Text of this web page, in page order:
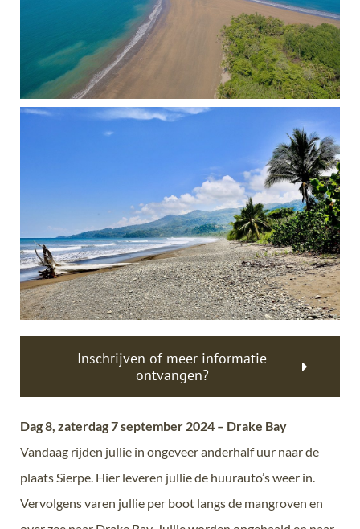
Inschrijven of meer informatie
ontvangen?
Dag 8, zaterdag 7 september 2024 – Drake Bay
Vandaag rijden jullie in ongeveer anderhalf uur naar de
plaats Sierpe. Hier leveren jullie de huurauto’s weer in.
Vervolgens varen jullie per boot langs de mangroven en